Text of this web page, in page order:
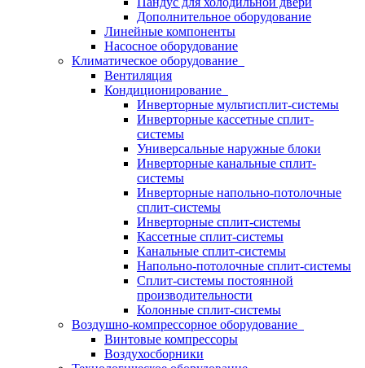
Дополнительное оборудование
Линейные компоненты
Насосное оборудование
Климатическое оборудование
Вентиляция
Кондиционирование
Инверторные мультисплит-системы
Инверторные кассетные сплит-
системы
Универсальные наружные блоки
Инверторные канальные сплит-
системы
Инверторные напольно-потолочные
сплит-системы
Инверторные сплит-системы
Кассетные сплит-системы
Канальные сплит-системы
Напольно-потолочные сплит-системы
Сплит-системы постоянной
производительности
Колонные сплит-системы
Воздушно-компрессорное оборудование
Винтовые компрессоры
Воздухосборники